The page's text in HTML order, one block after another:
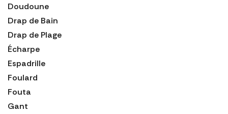
Doudoune
Drap de Bain
Drap de Plage
Écharpe
Espadrille
Foulard
Fouta
Gant